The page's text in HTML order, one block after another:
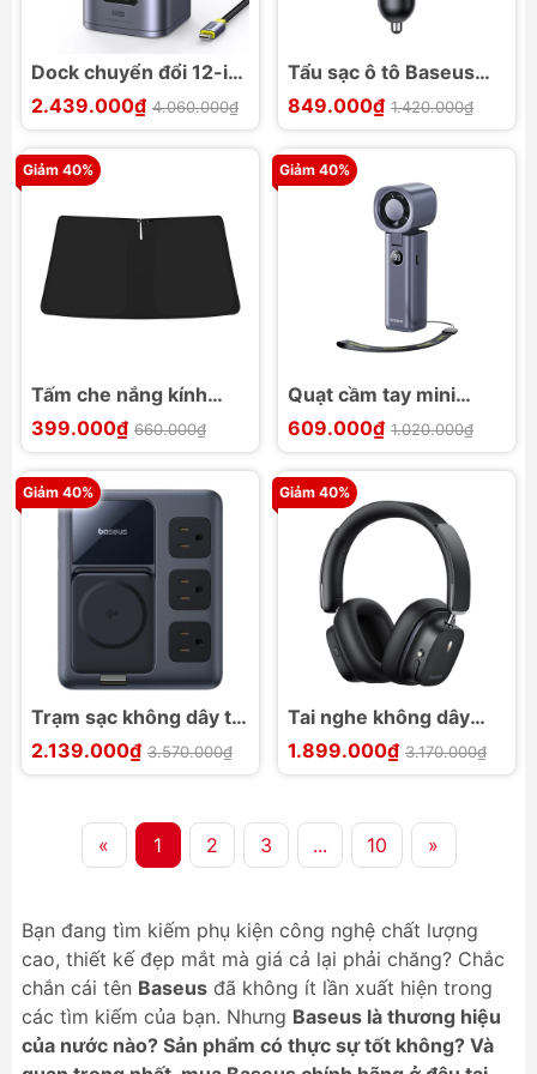
Dock chuyển đổi 12-in-
1 Baseus NU1 Air
Spacemate cho Win
2.439.000₫ 4.060.000₫
Tẩu sạc ô tô Baseus
PrimeTrip VR1 60W
849.000₫ 1.420.000₫
Giảm 40%
Tấm che nắng kính
chắn gió ô tô đơn
Baseus GoTrip DT1
399.000₫ 660.000₫
Giảm 40%
Quạt cầm tay mini
Baseus GoTrip DT1
609.000₫ 1.020.000₫
Giảm 40%
Trạm sạc không dây từ
tính Baseus Nomos
Charging Station Qi2
2.139.000₫ 3.570.000₫
Giảm 40%
Tai nghe không dây
chống ồn Baseus
Bowie 30 Max
1.899.000₫ 3.170.000₫
« 1 2 3 ... 10 »
Bạn đang tìm kiếm phụ kiện công nghệ chất lượng
cao, thiết kế đẹp mắt mà giá cả lại phải chăng? Chắc
chắn cái tên Baseus đã không ít lần xuất hiện trong
các tìm kiếm của bạn. Nhưng Baseus là thương hiệu
của nước nào? Sản phẩm có thực sự tốt không? Và